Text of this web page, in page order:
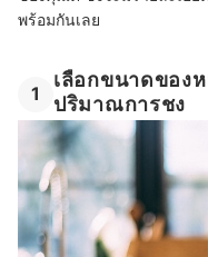
พร้อมกันเลย
1
เลือกขนาดของ
ปริมาณการชง